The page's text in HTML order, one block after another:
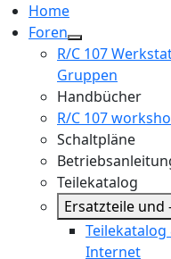
Home
Foren
R/C 107
Gruppen
Handbücher
R/C 107
Schaltpläne
Teilekatalog
Ersatzteile und
Internet